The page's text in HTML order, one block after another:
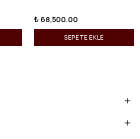
₺ 68,500.00
SEPETE EKLE